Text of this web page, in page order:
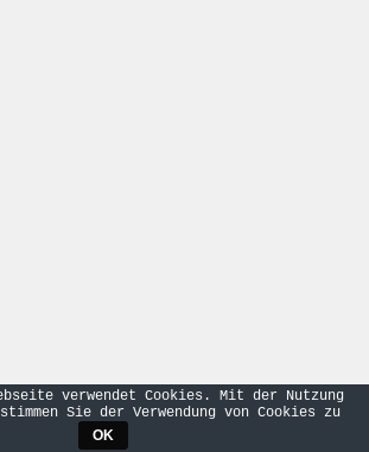
verwendet Cookies. Mit der Nutzung
Sie der Verwendung von Cookies zu
OK